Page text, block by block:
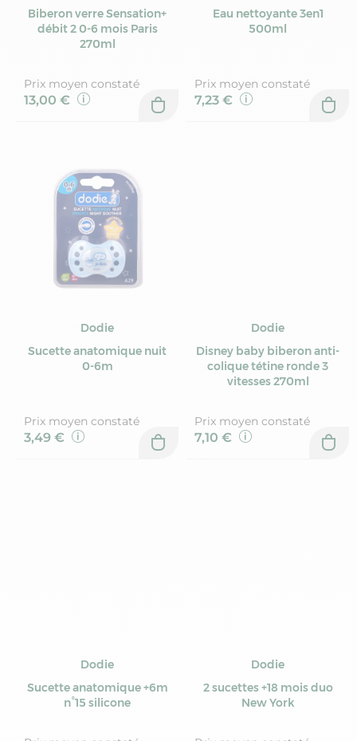
Biberon verre Sensation+
débit 2 0-6 mois Paris
270ml
Prix moyen constaté
13,00 €
Eau nettoyante 3en1
500ml
Prix moyen constaté
7,23 €
Dodie
Sucette anatomique nuit
0-6m
Prix moyen constaté
3,49 €
Dodie
Disney baby biberon anti-
colique tétine ronde 3
vitesses 270ml
Prix moyen constaté
7,10 €
Dodie
Sucette anatomique +6m
n°15 silicone
Dodie
2 sucettes +18 mois duo
New York